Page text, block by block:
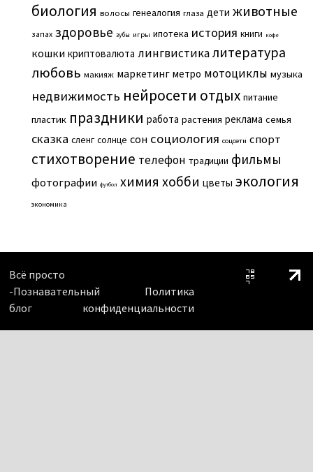
биология волосы генеалогия глаза дети животные
запах здоровье зубы игры ипотека история книги кофе
кошки криптовалюта лингвистикалитература
любовь макияж маркетинг метро мотоциклы музыка
недвижимость нейросети отдых питание
пластик праздники работа растения реклама семья
сказка сленг солнце сон социология соцсети спорт
стихотворение телефон традиции фильмы
фотографии футбол химия хобби цветы экология
экономика
Всё просто
-Познавательный
блог
Политика
конфиденциальности